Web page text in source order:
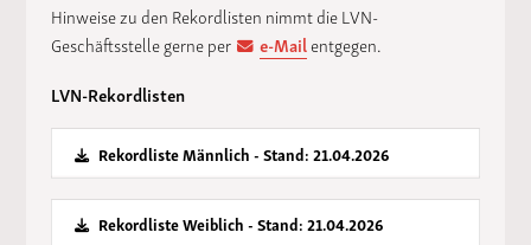
Hinweise zu den Rekordlisten nimmt die LVN-
Geschäftsstelle gerne per
e-Mailentgegen.
LVN-Rekordlisten
Rekordliste Männlich - Stand: 21.04.2026
Rekordliste Weiblich - Stand: 21.04.2026